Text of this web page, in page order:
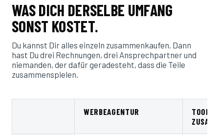
WAS DICH DERSELBE UMFANG
SONST KOSTET.
Du kannst Dir alles einzeln zusammenkaufen. Dann
hast Du drei Rechnungen, drei Ansprechpartner und
niemanden, der dafür geradesteht, dass die Teile
zusammenspielen.
WERBEAGENTUR
TOOLS